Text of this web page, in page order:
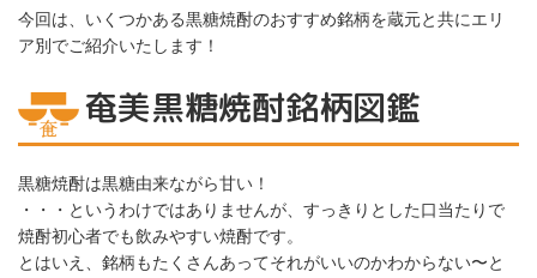
今回は、いくつかある黒糖焼酎のおすすめ銘柄を蔵元と共にエリ
ア別でご紹介いたします！
奄美黒糖焼酎銘柄図鑑
黒糖焼酎は黒糖由来ながら甘い！
・・・というわけではありませんが、すっきりとした口当たりで
焼酎初心者でも飲みやすい焼酎です。
とはいえ、銘柄もたくさんあってそれがいいのかわからない〜と